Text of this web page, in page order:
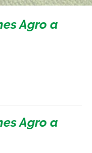
Agro a
Agro a